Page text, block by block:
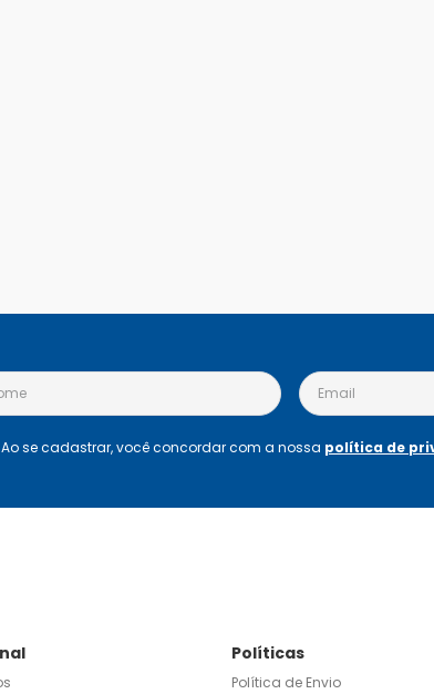
Ao se cadastrar, você concordar com a nossa política de
Políticas
Política de Envio